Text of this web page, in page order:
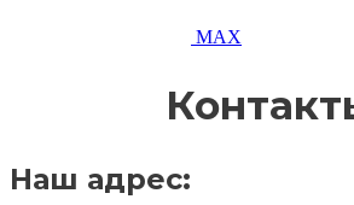
MAX
Наш адрес: